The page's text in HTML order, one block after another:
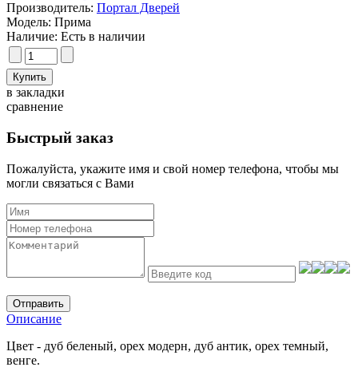
Производитель: Портал Дверей
Модель: Прима
Наличие: Есть в наличии
в закладки
сравнение
Быстрый заказ
Пожалуйста, укажите имя и свой номер телефона, чтобы мы
могли связаться с Вами
Отправить
Описание
Цвет - дуб беленый, орех модерн, дуб антик, орех темный,
венге.